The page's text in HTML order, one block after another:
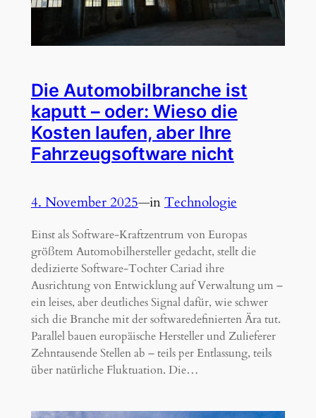
Die Automobilbranche ist
kaputt – oder: Wieso die
Kosten laufen, aber Ihre
Fahrzeugsoftware nicht
4. November 2025—inTechnologie
Einst als Software-Kraftzentrum von Europas
größtem Automobilhersteller gedacht, stellt die
dedizierte Software-Tochter Cariad ihre
Ausrichtung von Entwicklung auf Verwaltung um –
ein leises, aber deutliches Signal dafür, wie schwer
sich die Branche mit der softwaredefinierten Ära tut.
Parallel bauen europäische Hersteller und Zulieferer
Zehntausende Stellen ab – teils per Entlassung, teils
über natürliche Fluktuation. Die…